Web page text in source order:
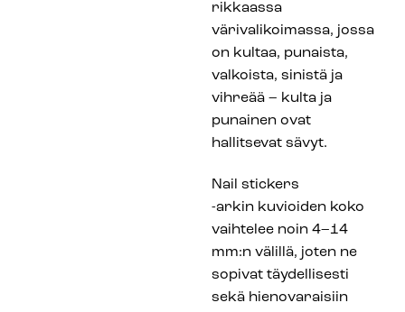
rikkaassa
värivalikoimassa, jossa
on kultaa, punaista,
valkoista, sinistä ja
vihreää – kulta ja
punainen ovat
hallitsevat sävyt.
Nail stickers
-arkin kuvioiden koko
vaihtelee noin 4–14
mm:n välillä, joten ne
sopivat täydellisesti
sekä hienovaraisiin